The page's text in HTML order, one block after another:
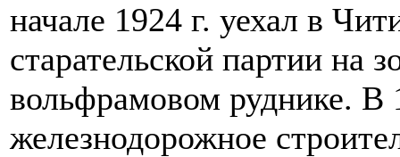
начале 1924 г. уехал в
старательской партии на
вольфрамовом руднике. В
железнодорожное